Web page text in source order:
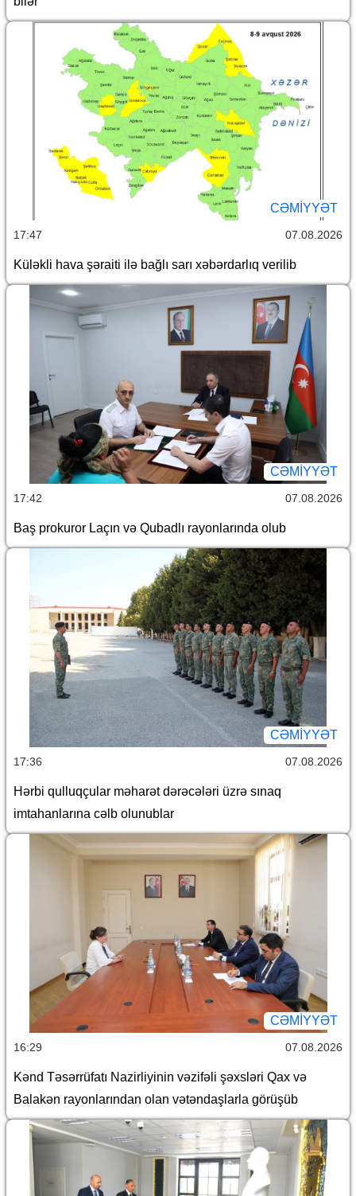
CƏMİYYƏT
17:47 07.08.2026
Küləkli hava şəraiti ilə bağlı sarı xəbərdarlıq verilib
CƏMİYYƏT
17:42 07.08.2026
Baş prokuror Laçın və Qubadlı rayonlarında olub
CƏMİYYƏT
17:36 07.08.2026
Hərbi qulluqçular məharət dərəcələri üzrə sınaq
imtahanlarına cəlb olunublar
CƏMİYYƏT
16:29 07.08.2026
Kənd Təsərrüfatı Nazirliyinin vəzifəli şəxsləri Qax və
Balakən rayonlarından olan vətəndaşlarla görüşüb